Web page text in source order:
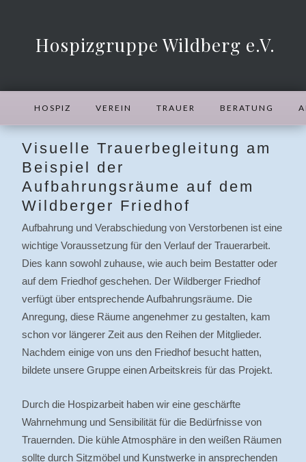
Hospizgruppe Wildberg e.V.
HOSPIZ VEREIN TRAUER BERATUNG
Visuelle Trauerbegleitung am
Beispiel der
Aufbahrungsräume auf dem
Wildberger Friedhof
Aufbahrung und Verabschiedung von Verstorbenen ist eine
wichtige Voraussetzung für den Verlauf der Trauerarbeit.
Dies kann sowohl zuhause, wie auch beim Bestatter oder
auf dem Friedhof geschehen. Der Wildberger Friedhof
verfügt über entsprechende Aufbahrungsräume. Die
Anregung, diese Räume angenehmer zu gestalten, kam
schon vor längerer Zeit aus den Reihen der Mitglieder.
Nachdem einige von uns den Friedhof besucht hatten,
bildete unsere Gruppe einen Arbeitskreis für das Projekt.
Durch die Hospizarbeit haben wir eine geschärfte
Wahrnehmung und Sensibilität für die Bedürfnisse von
Trauernden. Die kühle Atmosphäre in den weißen Räumen
sollte durch Sitzmöbel und Kunstwerke in ansprechenden